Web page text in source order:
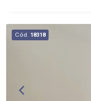
Cód. 18318